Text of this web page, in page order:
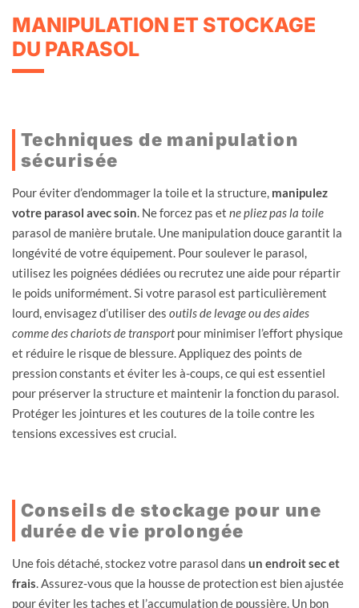
MANIPULATION ET STOCKAGE
DU PARASOL
Techniques de manipulation
sécurisée
Pour éviter d’endommager la toile et la structure, manipulez
votre parasol avec soin. Ne forcez pas et ne pliez pas la toile
parasol de manière brutale. Une manipulation douce garantit la
longévité de votre équipement. Pour soulever le parasol,
utilisez les poignées dédiées ou recrutez une aide pour répartir
le poids uniformément. Si votre parasol est particulièrement
lourd, envisagez d’utiliser des outils de levage ou des aides
comme des chariots de transportpour minimiser l’effort physique
et réduire le risque de blessure. Appliquez des points de
pression constants et éviter les à-coups, ce qui est essentiel
pour préserver la structure et maintenir la fonction du parasol.
Protéger les jointures et les coutures de la toile contre les
tensions excessives est crucial.
Conseils de stockage pour une
durée de vie prolongée
Une fois détaché, stockez votre parasol dans un endroit sec et
frais. Assurez-vous que la housse de protection est bien ajustée
pour éviter les taches et l’accumulation de poussière. Un bon